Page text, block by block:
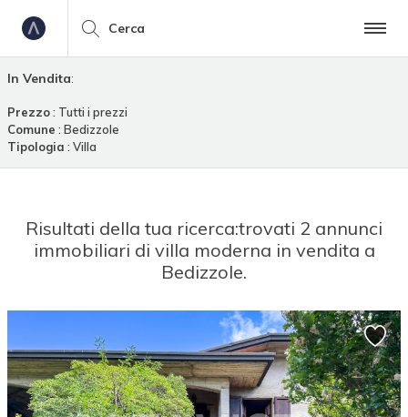
Cerca
In Vendita:
Prezzo: Tutti i prezzi
Comune : Bedizzole
Tipologia : Villa
Risultati della tua ricerca:trovati 2 annunci
immobiliari di villa moderna in vendita a
Bedizzole.